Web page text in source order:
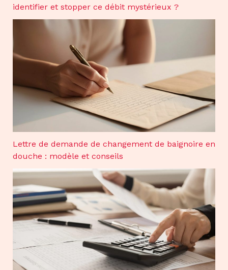
identifier et stopper ce débit mystérieux ?
Lettre de demande de changement de baignoire en
douche : modèle et conseils